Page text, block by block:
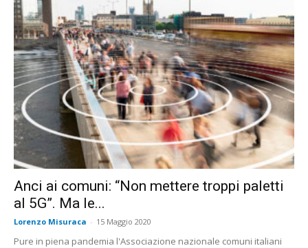
Anci ai comuni: “Non mettere troppi paletti
al 5G”. Ma le...
Lorenzo Misuraca - 15 Maggio 2020
Pure in piena pandemia l'Associazione nazionale comuni italiani